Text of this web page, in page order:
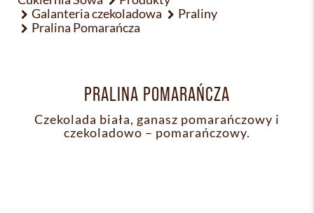
Galanteria czekoladowa
Praliny
Pralina Pomarańcza
PRALINA POMARAŃCZA
Czekolada biała, ganasz pomarańczowy i
czekoladowo – pomarańczowy.